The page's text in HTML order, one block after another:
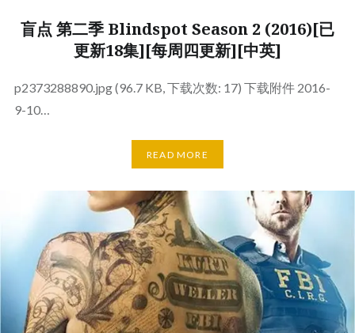
盲点 第二季 Blindspot Season 2 (2016)[已
更新18集][每周四更新][中英]
p2373288890.jpg (96.7 KB, 下载次数: 17) 下载附件 2016-
9-10…
READ MORE